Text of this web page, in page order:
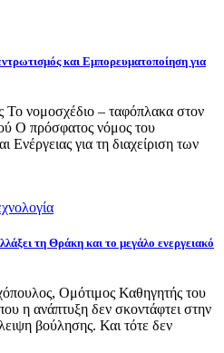
και Εμπορευματοποίηση για
Το νομοσχέδιο – ταφόπλακα στον
Ο πρόσφατος νόμος του
Ενέργειας για τη διαχείριση των
τη Θράκη και το μεγάλο ενεργειακό
Ομότιμος Καθηγητής του
η ανάπτυξη δεν σκοντάφτει στην
βούλησης. Και τότε δεν